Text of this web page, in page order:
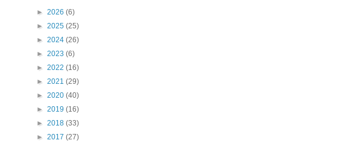
► 2026 (6)
► 2025 (25)
► 2024 (26)
► 2023 (6)
► 2022 (16)
► 2021 (29)
► 2020 (40)
► 2019 (16)
► 2018 (33)
► 2017 (27)